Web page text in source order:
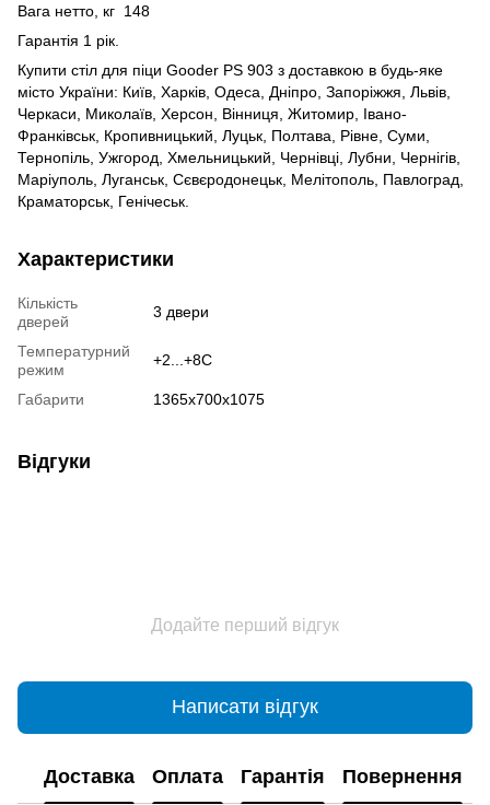
Вага нетто, кг 148
Гарантія 1 рік.
Купити стіл для піци Gooder PS 903 з доставкою в будь-яке
місто України: Київ, Харків, Одеса, Дніпро, Запоріжжя, Львів,
Черкаси, Миколаїв, Херсон, Вінниця, Житомир, Івано-
Франківськ, Кропивницький, Луцьк, Полтава, Рівне, Суми,
Тернопіль, Ужгород, Хмельницький, Чернівці, Лубни, Чернігів,
Маріуполь, Луганськ, Сєвєродонецьк, Мелітополь, Павлоград,
Краматорськ, Генічеськ.
Характеристики
Кількість
дверей
3 двери
Температурний
режим
+2...+8С
Габарити 1365х700х1075
Відгуки
Додайте перший відгук
Написати відгук
Доставка Оплата Гарантія Повернення